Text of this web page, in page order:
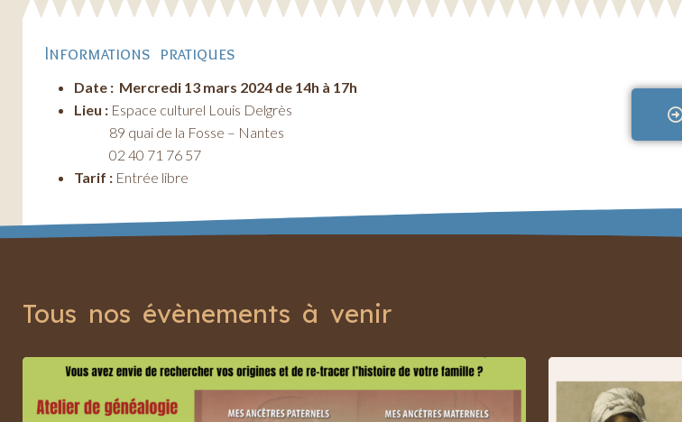
Informations pratiques
Date : Mercredi 13 mars 2024 de 14h à 17h
Lieu : Espace culturel Louis Delgrès
89 quai de la Fosse – Nantes
02 40 71 76 57
Tarif : Entrée libre
Tous nos évènements à venir